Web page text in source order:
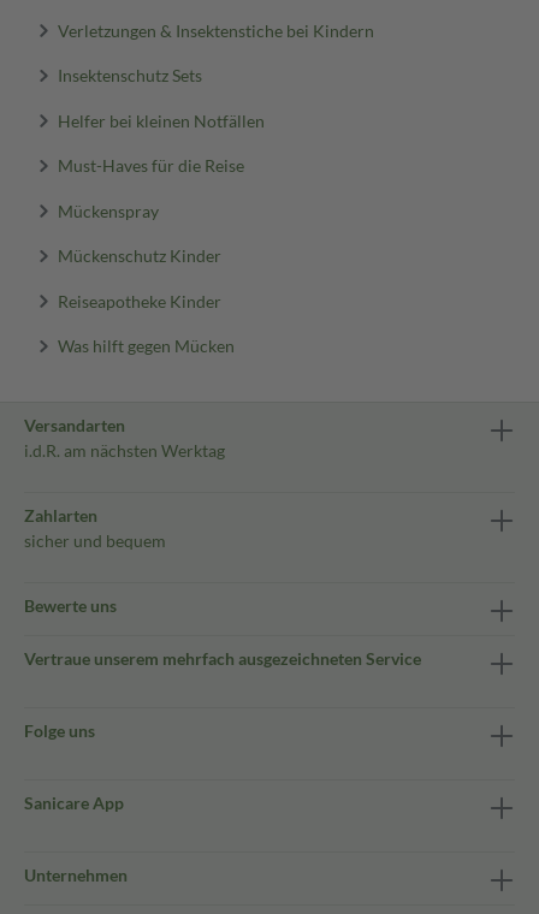
Verletzungen & Insektenstiche bei Kindern
Insektenschutz Sets
Helfer bei kleinen Notfällen
Must-Haves für die Reise
Mückenspray
Mückenschutz Kinder
Reiseapotheke Kinder
Was hilft gegen Mücken
Versandarten
i.d.R. am nächsten Werktag
Zahlarten
sicher und bequem
Bewerte uns
Vertraue unserem mehrfach ausgezeichneten Service
Folge uns
Sanicare App
Unternehmen